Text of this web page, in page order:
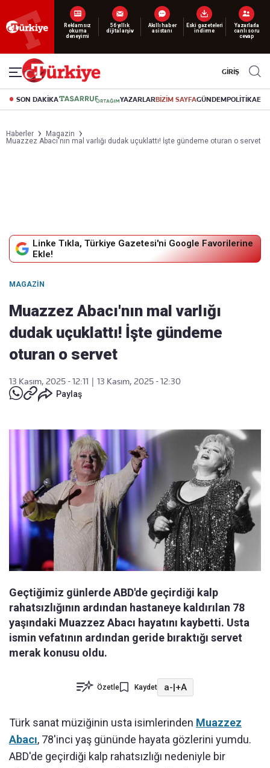
Reklamsız
okuma
deneyimi
56 yıllık
dijital arşiv
Akıllı haber
asistanı
Eski gazeteleri
indirme
Yazarlarla
canlı soru
cevap
GİRİŞ
SON DAKİKA YAZARLARBİZİM SAYFAGÜNDEMPOLİTİKA
Haberler
Magazin
Muazzez Abacı'nın mal varlığı dudak uçuklattı! İşte gündeme oturan o servet
Linke Tıkla, Türkiye Gazetesi'ni Google Favorilerine
Ekle!
MAGAZIN
Muazzez Abacı'nın mal varlığı
dudak uçuklattı! İşte gündeme
oturan o servet
13 Kasım, 2025 - 12:11
13 Kasım, 2025 - 12:30
Paylaş
Geçtiğimiz günlerde ABD'de geçirdiği kalp
rahatsızlığının ardından hastaneye kaldırılan 78
yaşındaki Muazzez Abacı hayatını kaybetti. Usta
ismin vefatının ardından geride bıraktığı servet
merak konusu oldu.
Özetle Kaydet a-|+A
Türk sanat müziğinin usta isimlerinden Muazzez
Abacı, 78'inci yaş gününde hayata gözlerini yumdu.
ABD'de geçirdiği kalp rahatsızlığı nedeniyle bir